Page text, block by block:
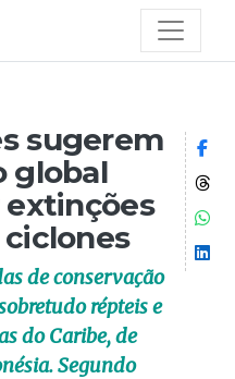
sugerem
global
de conservação
répteis e
do Caribe, de
Segundo